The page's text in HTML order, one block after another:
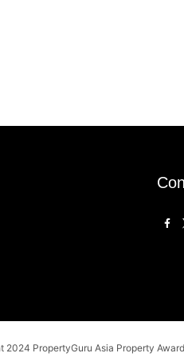
2024 PropertyGuru Asia Property